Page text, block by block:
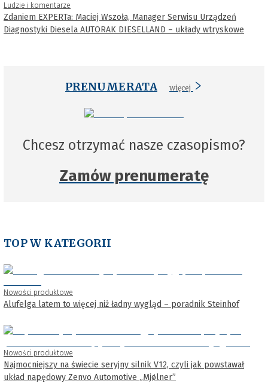
Ludzie i komentarze
Zdaniem EXPERTa: Maciej Wszoła, Manager Serwisu Urządzeń
Diagnostyki Diesela AUTORAK DIESELLAND – układy wtryskowe
PRENUMERATA więcej
Chcesz otrzymać nasze czasopismo?
Zamów prenumeratę
TOP W KATEGORII
Nowości produktowe
Alufelga latem to więcej niż ładny wygląd – poradnik Steinhof
Nowości produktowe
Najmocniejszy na świecie seryjny silnik V12, czyli jak powstawał
układ napędowy Zenvo Automotive „Mjølner”